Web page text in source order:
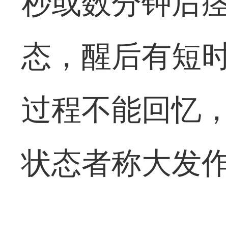
态，醒后有短
过程不能回忆
状态者称大发